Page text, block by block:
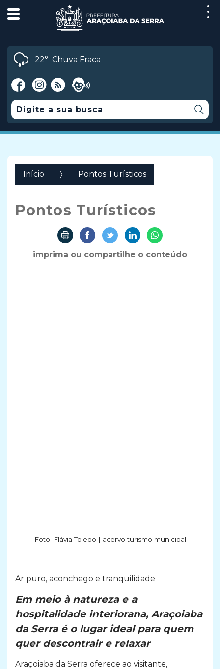
22° Chuva Fraca
Início Pontos Turísticos
Pontos Turísticos
imprima ou compartilhe o conteúdo
Foto: Flávia Toledo | acervo turismo municipal
Ar puro, aconchego e tranquilidade
Em meio à natureza e a
hospitalidade interiorana, Araçoiaba
da Serra é o lugar ideal para quem
quer descontrair e relaxar
Araçoiaba da Serra oferece ao visitante,